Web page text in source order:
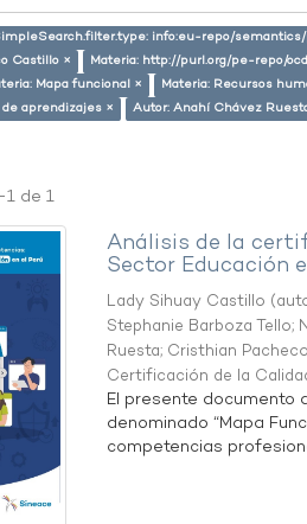
info:eu-repo/
Castillo ×
Materia: http://purl.org/pe-repo/
Mapa funcional × Materia: Recursos
aprendizajes ×
Autor: Anahí Chávez
de 1
Análisis de la
Sector Educación
Lady Sihuay Castillo
Stephanie Barboza Tello;
Ruesta; Cristhian
Certificación de la
El presente documento
denominado “Mapa
competencias